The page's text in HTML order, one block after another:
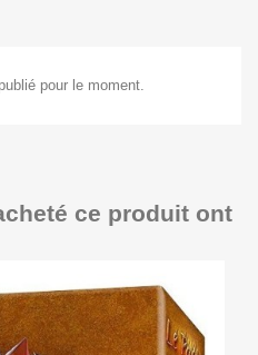
pour le moment.
ce produit ont